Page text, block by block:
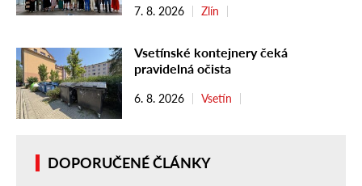
7. 8. 2026 Zlín
Vsetínské kontejnery čeká
pravidelná očista
6. 8. 2026 Vsetín
DOPORUČENÉ ČLÁNKY